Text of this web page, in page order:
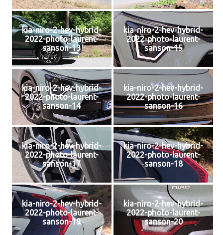
kia-niro-2-hev-hybrid-
2022-photo-laurent-
sanson-13
kia-niro-2-hev-hybrid-
2022-photo-laurent-
sanson-15
kia-niro-2-hev-hybrid-
2022-photo-laurent-
sanson-14
kia-niro-2-hev-hybrid-
2022-photo-laurent-
sanson-16
kia-niro-2-hev-hybrid-
2022-photo-laurent-
sanson-17
kia-niro-2-hev-hybrid-
2022-photo-laurent-
sanson-18
kia-niro-2-hev-hybrid-
2022-photo-laurent-
sanson-19
kia-niro-2-hev-hybrid-
2022-photo-laurent-
sanson-20